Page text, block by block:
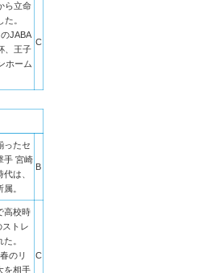
ら立命
。
JABA
、王子
ホーム
C
ったセ
手 宮崎
は、
。
B
高校時
ストレ
た。
のリ
を相手
C